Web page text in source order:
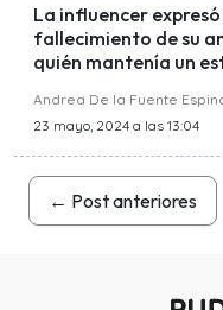
La influencer
fallecimiento de su
quién mantenía un
Andrea De la Fuente
23 mayo, 2024 a las 13:04
← Post anteriores